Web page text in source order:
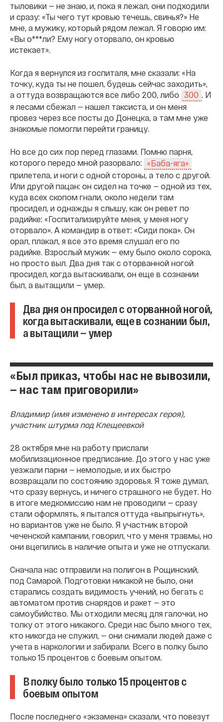
тыловики — не знаю, и, пока я лежал, они подходили
и сразу: «Ты чего тут кровью течешь, свинья?» Не
мне, а мужику, который рядом лежал. Я говорю им:
«Вы о***ли? Ему ногу оторвало, он кровью
истекает».
Когда я вернулся из госпиталя, мне сказали: «На
точку, куда ты не пошел, будешь сейчас заходить»,
а оттуда возвращаются все либо 200, либо 300
. И
я лесами сбежал — нашел таксиста, и он меня
провез через все посты до Донецка, а там мне уже
знакомые помогли перейти границу.
Но все до сих пор перед глазами. Помню парня,
которого передо мной разорвало:
«Баба-яга»
прилетела, и ноги с одной стороны, а тело с другой.
Или другой пацан: он сидел на точке — одной из тех,
куда всех скопом гнали, около недели там
просидел, и однажды я слышу, как он ревет по
радийке: «Госпитализируйте меня, у меня ногу
оторвало». А командир в ответ: «Сиди пока». Он
орал, плакал, я все это время слушал его по
радийке. Взрослый мужик — ему было около сорока,
но просто выл. Два дня так с оторванной ногой
просидел, когда вытаскивали, он еще в сознании
был, а вытащили — умер.
Два дня он просидел с оторванной ногой,
когда вытаскивали, еще в сознании был,
а вытащили — умер
«Был приказ, чтобы нас не вывозили,
— нас там приговорили»
Владимир (имя изменено в интересах героя),
участник штурма под Клещеевкой
28 октября мне на работу прислали
мобилизационное предписание. До этого у нас уже
уезжали парни — немолодые, и их быстро
возвращали по состоянию здоровья. Я тоже думал,
что сразу вернусь, и ничего страшного не будет. Но
в итоге медкомиссию нам не проводили — сразу
стали оформлять, я пытался оттуда «выпрыгнуть»,
но вариантов уже не было. Я участник второй
чеченской кампании, говорил, что у меня травмы, но
они вцепились в наличие опыта и уже не отпускали.
Сначала нас отправили на полигон в Рощинский,
под Самарой. Подготовки никакой не было, они
старались создать видимость учений, но бегать с
автоматом против снарядов и ракет — это
самоубийство. Мы отходили месяц для галочки, но
толку от этого никакого. Среди нас было много тех,
кто никогда не служил, — они снимали людей даже с
учета в наркологии и забирали. Всего в полку было
только 15 процентов с боевым опытом.
В полку было только 15 процентов с
боевым опытом
После последнего «экзамена» сказали, что повезут